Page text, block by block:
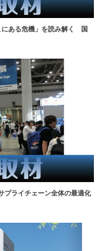
にある危機」を読み解く 国
プライチェーン全体の最適化